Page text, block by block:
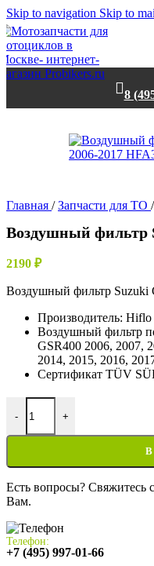
Skip to navigation Skip to
8
Главная / Запчасти для ТО /
Воздушный фильтр
2190 ₽
Воздушный фильтр Suzuki
Производитель:
Воздушный фильтр
GSR400 2006, 2007,
2014, 2015, 2016,
Сертификат TÜV
-
Количество товара
+
Есть вопросы?
Вам.
Телефон:
+7 (495) 997-01-66